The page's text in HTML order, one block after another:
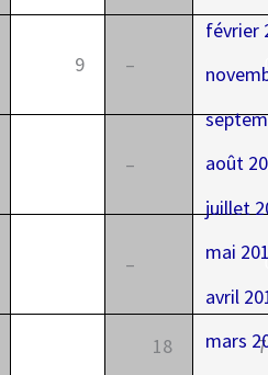
9 – 0
–
– 0
18 7
février
août
juillet
mai
avril
mars